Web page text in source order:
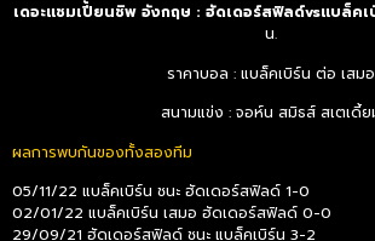
เดอะแชมเปี้ยนชิพ อังกฤษ : ฮัดเดอร์สฟิลด์vsแบล็คเ
น.
ราคาบอล : แบล็คเบิร์น ต่อ เสมอ
สนามแข่ง : จอห์น สมิธส์ สเตเดี้ย
ผลการพบกันของทั้งสองทีม
05/11/22 แบล็คเบิร์น ชนะ ฮัดเดอร์สฟิลด์ 1-0
02/01/22 แบล็คเบิร์น เสมอ ฮัดเดอร์สฟิลด์ 0-0
29/09/21 ฮัดเดอร์สฟิลด์ ชนะ แบล็คเบิร์น 3-2